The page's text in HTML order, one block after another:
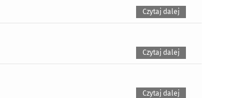
Czytaj dalej
Czytaj dalej
Czytaj dalej